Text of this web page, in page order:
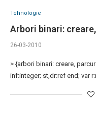
Tehnologie
Arbori binari:
26-03-2010
> {arbori binari: creare,
inf:integer; st,dr:ref end; var